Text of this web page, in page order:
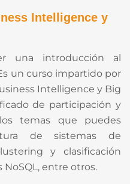
Intelligence y
una introducción al
un curso impartido por
Intelligence y Big
de participación y
temas que puedes
de sistemas de
y clasificación
NoSQL, entre otros.